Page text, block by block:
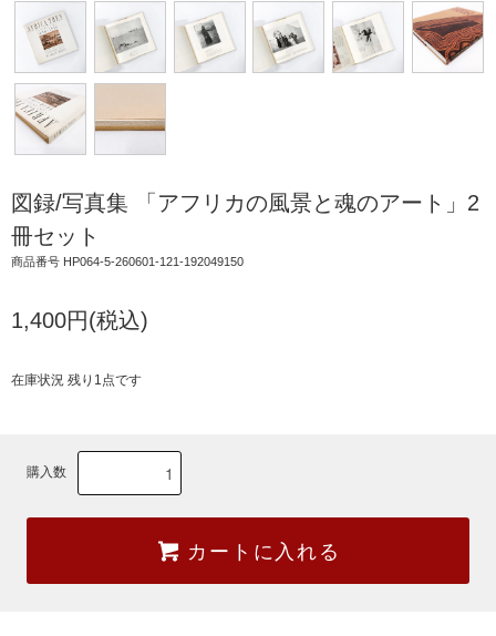
図録/写真集 「アフリカの風景と魂のアート」2
冊セット
商品番号 HP064-5-260601-121-192049150
1,400円(税込)
在庫状況 残り1点です
購入数
カートに入れる